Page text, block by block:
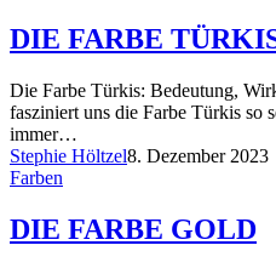
DIE FARBE
Die Farbe Türkis: Bedeutung,
fasziniert uns die Farbe Türkis so
immer…
Stephie Höltzel8. Dezember 2023
Farben
DIE FARBE GOLD